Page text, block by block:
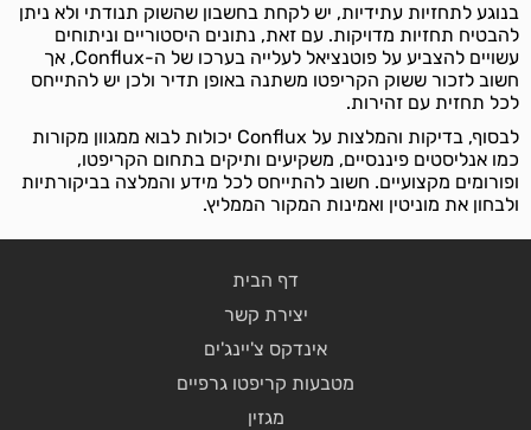
בנוגע לתחזיות עתידיות, יש לקחת בחשבון שהשוק תנודתי ולא ניתן
להבטיח תחזיות מדויקות. עם זאת, נתונים היסטוריים וניתוחים
עשויים להצביע על פוטנציאל לעלייה בערכו של ה-Conflux, אך
חשוב לזכור ששוק הקריפטו משתנה באופן תדיר ולכן יש להתייחס
לכל תחזית עם זהירות.
לבסוף, בדיקות והמלצות על Conflux יכולות לבוא ממגוון מקורות
כמו אנליסטים פיננסיים, משקיעים ותיקים בתחום הקריפטו,
ופורומים מקצועיים. חשוב להתייחס לכל מידע והמלצה בביקורתיות
ולבחון את מוניטין ואמינות המקור הממליץ.
דף הבית
יצירת קשר
אינדקס צ'יינג'ים
מטבעות קריפטו גרפיים
מגזין